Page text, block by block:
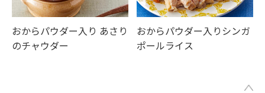
おからパウダー入り あさり
のチャウダー
おからパウダー入りシンガ
ポールライス